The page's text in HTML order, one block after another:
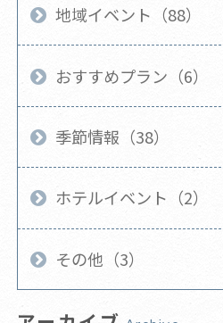
地域イベント（88）
おすすめプラン（6）
季節情報（38）
ホテルイベント（2）
その他（3）